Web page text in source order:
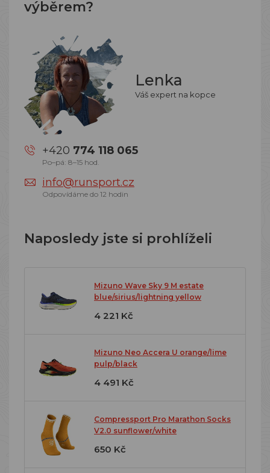
výběrem?
Lenka
Váš expert na kopce
+420 774 118 065
Po–pá: 8–15 hod.
info@runsport.cz
Odpovídáme do 12 hodin
Naposledy jste si prohlíželi
Mizuno Wave Sky 9 M estate
blue/sirius/lightning yellow
4 221 Kč
Mizuno Neo Accera U orange/lime
pulp/black
4 491 Kč
Compressport Pro Marathon Socks
V2.0 sunflower/white
650 Kč